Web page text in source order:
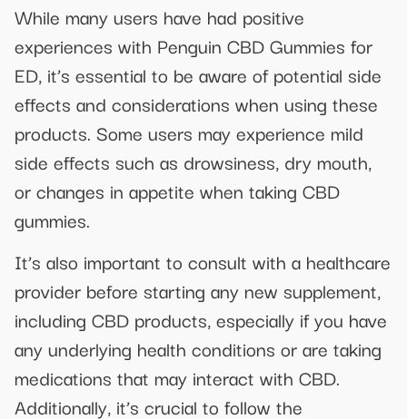
While many users have had positive
experiences with Penguin CBD Gummies for
ED, it’s essential to be aware of potential side
effects and considerations when using these
products. Some users may experience mild
side effects such as drowsiness, dry mouth,
or changes in appetite when taking CBD
gummies.
It’s also important to consult with a healthcare
provider before starting any new supplement,
including CBD products, especially if you have
any underlying health conditions or are taking
medications that may interact with CBD.
Additionally, it’s crucial to follow the